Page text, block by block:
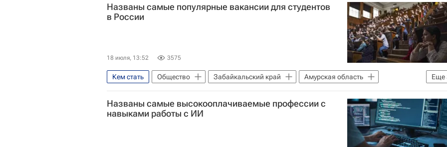
Социальный навигатор
СН_Образование
Названы самые популярные вакансии для студентов
в России
18 июля, 13:52 3575
Еще
Кем стать Общество Забайкальский край
Амурская область
Россия
Работа Социальный навигатор
Названы самые высокооплачиваемые профессии с
навыками работы с ИИ